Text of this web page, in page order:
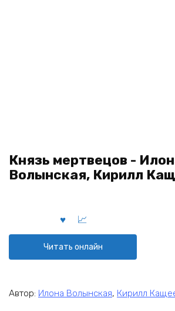
Князь мертвецов -
Волынская, Кирилл
Читать онлайн
Автор: Илона Волынская, Кирилл